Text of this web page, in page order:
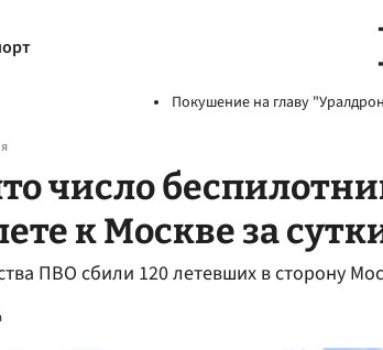
Покушение на главу
число
к Москве за
ПВО сбили 120 летевших в сторону